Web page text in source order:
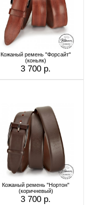
Кожаный ремень "Форсайт"
(коньяк)
3 700 р.
Кожаный ремень "Нортон"
(коричневый)
3 700 р.